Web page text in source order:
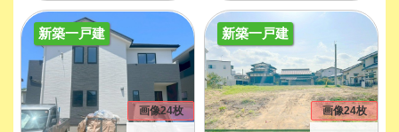
新築一戸建
画像24枚
新築一戸建
画像24枚